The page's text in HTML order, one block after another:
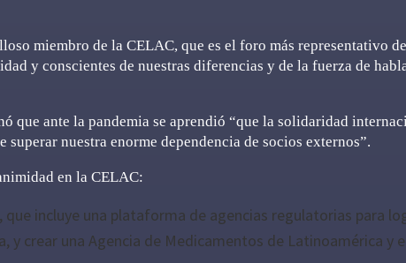
miembro de la CELAC, que es el foro más representativo de
y conscientes de nuestras diferencias y de la fuerza de
que ante la pandemia se aprendió “que la solidaridad
nuestra enorme dependencia de socios externos”.
en la CELAC:
que incluye una plataforma de agencias regulatorias para
y crear una Agencia de Medicamentos de Latinoamérica y